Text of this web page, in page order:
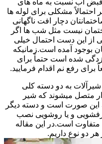
قبض آب نسبت به ماه های
مشکلی برای لوله ها
دچار افت ناگهانی
نیست مثل شب ها اگر
از این دست احتمال خیلی
بوجود آمده است.زمانیکه
زدگی شده است حتماً برای
برای رفع نم اقدام فرمایید.
به دو دسته کلی
متصل میشوند که شیر
این صورت است و دسته دیگر
و یا روشویی نصب
متفاوت است.در این مقاله
دو نوع داریم.